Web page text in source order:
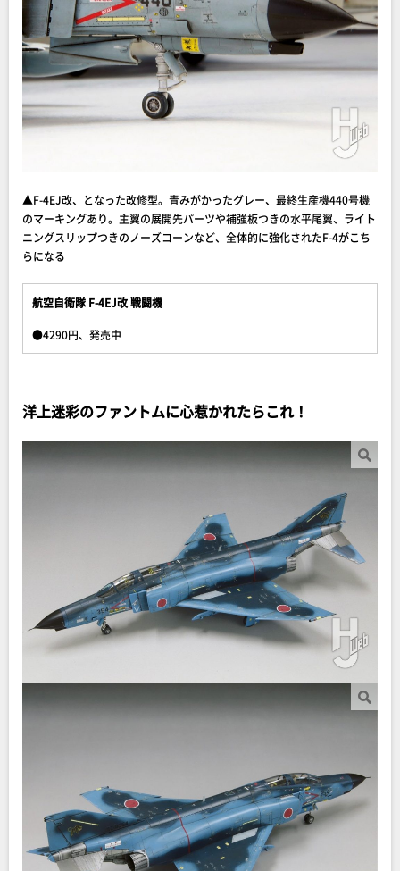
▲F-4EJ改、となった改修型。青みがかったグレー、最終生産機440号機
のマーキングあり。主翼の展開先パーツや補強板つきの水平尾翼、ライト
ニングスリップつきのノーズコーンなど、全体的に強化されたF-4がこち
らになる
航空自衛隊 F-4EJ改 戦闘機
●4290円、発売中
洋上迷彩のファントムに心惹かれたらこれ！